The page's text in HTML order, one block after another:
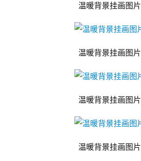
温暖背景挂画图片
温暖背景挂画图片
温暖背景挂画图片
温暖背景挂画图片